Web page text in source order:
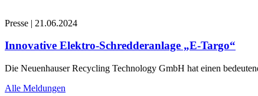
Presse | 21.06.2024
Innovative Elektro-Schredderanlage „E-Targo“
Die Neuenhauser Recycling Technology GmbH hat einen
Alle Meldungen